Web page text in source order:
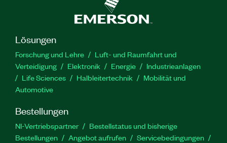
Lösungen
Forschung und Lehre
Luft- und Raumfahrt und
Verteidigung
Elektronik Energie
Industrieanlagen
Life Sciences
Halbleitertechnik
Mobilität und
Automotive
Bestellungen
NI-Vertriebspartner
Bestellstatus und bisherige
Bestellungen
Angebot aufrufen
Servicebedingungen